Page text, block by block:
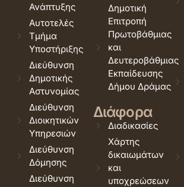
Ανάπτυξης
Αυτοτελές
Τμήμα
Υποστήριξης
Διεύθυνση
Δημοτικής
Αστυνομίας
Διεύθυνση
Διοικητικών
Υπηρεσιών
Διεύθυνση
Δόμησης
Διεύθυνση
Δημοτική
Επιτροπή
Πρωτοβάθμιας
και
Δευτεροβάθμιας
Εκπαίδευσης
Δήμου Δράμας
Διάφορα
Διαδικασίες
Χάρτης
δικαιωμάτων
και
υποχρεώσεων